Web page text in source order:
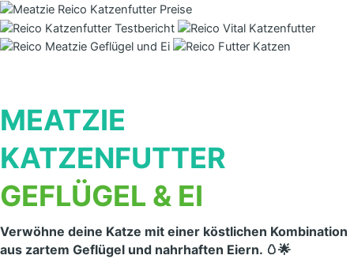
MEATZIE
KATZENFUTTER
GEFLÜGEL & EI
Verwöhne deine Katze mit einer köstlichen Kombination
aus zartem Geflügel und nahrhaften Eiern. 🥚🌟